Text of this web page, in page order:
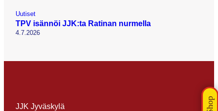
Uutiset
TPV isännöi JJK:ta Ratinan nurmella
4.7.2026
JJK Jyväskylä